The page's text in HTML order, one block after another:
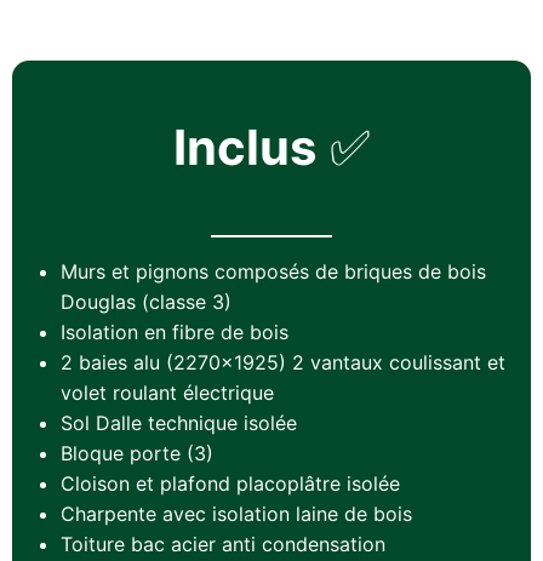
Inclus ✅
Murs et pignons composés de briques de bois
Douglas (classe 3)
Isolation en fibre de bois
2 baies alu (2270×1925) 2 vantaux coulissant et
volet roulant électrique
Sol Dalle technique isolée
Bloque porte (3)
Cloison et plafond placoplâtre isolée
Charpente avec isolation laine de bois
Toiture bac acier anti condensation